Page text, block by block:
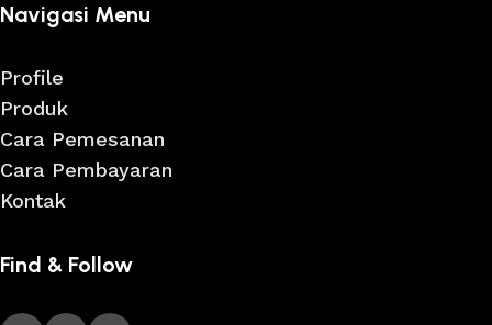
Navigasi Menu
Profile
Produk
Cara Pemesanan
Cara Pembayaran
Kontak
Find & Follow